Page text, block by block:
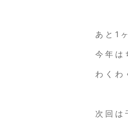
あと1
今年は
わく
次回は